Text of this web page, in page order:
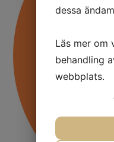
dessa
Läs mer om
behandling
webbplats.